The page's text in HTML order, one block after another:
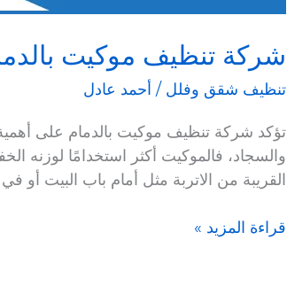
شركة تنظيف موكيت بالدمام بـ 8 ريال المتر |
تنظيف شقق وفلل / أحمد عادل
تؤكد شركة تنظيف موكيت بالدمام على
والسجاد، فالموكيت أكثر استخدامًا لوزنه
القريبة من الاتربة مثل أمام باب البيت
قراءة المزيد »